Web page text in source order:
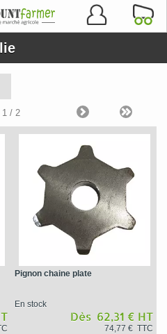
1/ 2
Pignon chaine plate
En stock
Dès 62,31 € HT
74,77 € TTC